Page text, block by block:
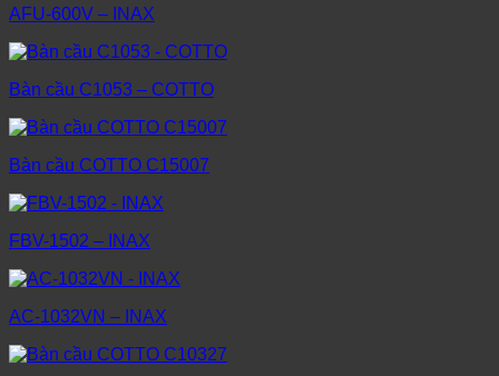
AFU-600V – INAX
Bàn cầu C1053 – COTTO
Bàn cầu COTTO C15007
FBV-1502 – INAX
AC-1032VN – INAX